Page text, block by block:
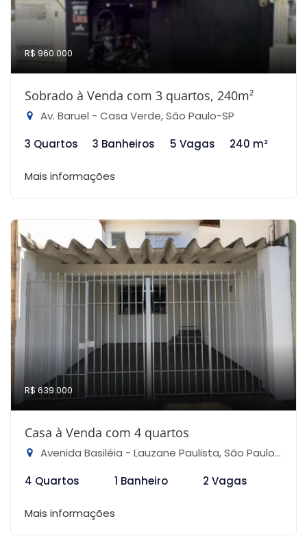
R$ 960.000
Sobrado à Venda com 3 quartos, 240m²
Av. Baruel - Casa Verde, São Paulo-SP
3 Quartos
3 Banheiros 5 Vagas 240 m²
Mais informações
R$ 639.000
Casa à Venda com 4 quartos
Avenida Basiléia - Lauzane Paulista, São Paulo-SP
4 Quartos
1 Banheiro 2 Vagas
Mais informações